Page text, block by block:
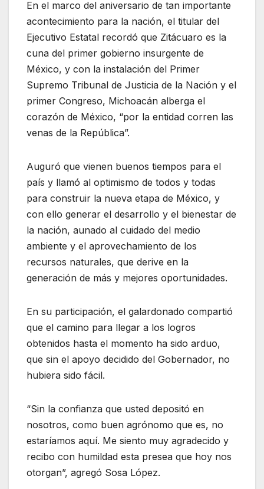
En el marco del aniversario de tan importante
acontecimiento para la nación, el titular del
Ejecutivo Estatal recordó que Zitácuaro es la
cuna del primer gobierno insurgente de
México, y con la instalación del Primer
Supremo Tribunal de Justicia de la Nación y el
primer Congreso, Michoacán alberga el
corazón de México, “por la entidad corren las
venas de la República”.
Auguró que vienen buenos tiempos para el
país y llamó al optimismo de todos y todas
para construir la nueva etapa de México, y
con ello generar el desarrollo y el bienestar de
la nación, aunado al cuidado del medio
ambiente y el aprovechamiento de los
recursos naturales, que derive en la
generación de más y mejores oportunidades.
En su participación, el galardonado compartió
que el camino para llegar a los logros
obtenidos hasta el momento ha sido arduo,
que sin el apoyo decidido del Gobernador, no
hubiera sido fácil.
“Sin la confianza que usted depositó en
nosotros, como buen agrónomo que es, no
estaríamos aquí. Me siento muy agradecido y
recibo con humildad esta presea que hoy nos
otorgan”, agregó Sosa López.